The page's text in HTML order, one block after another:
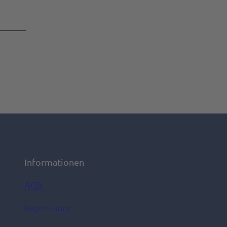
Informationen
AGB
Impressum